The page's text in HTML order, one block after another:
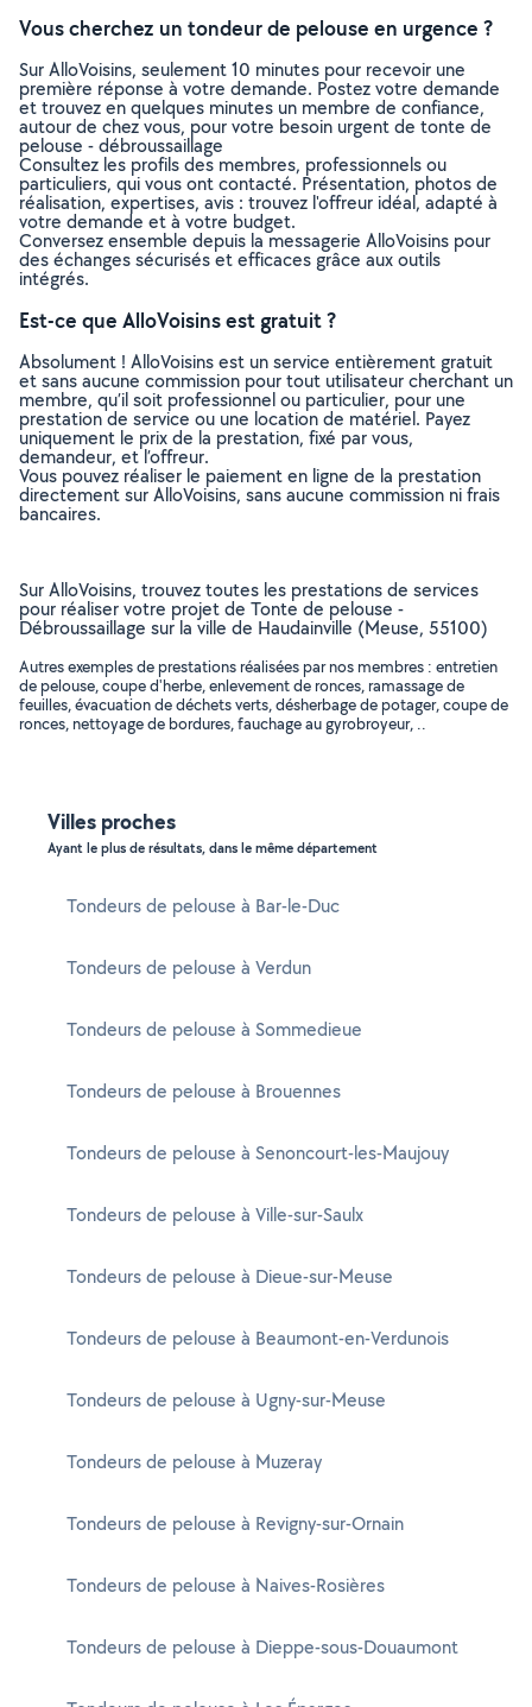
Vous cherchez un tondeur de pelouse en urgence ?
Sur AlloVoisins, seulement 10 minutes pour recevoir une
première réponse à votre demande. Postez votre demande
et trouvez en quelques minutes un membre de confiance,
autour de chez vous, pour votre besoin urgent de tonte de
pelouse - débroussaillage
Consultez les profils des membres, professionnels ou
particuliers, qui vous ont contacté. Présentation, photos de
réalisation, expertises, avis : trouvez l'offreur idéal, adapté à
votre demande et à votre budget.
Conversez ensemble depuis la messagerie AlloVoisins pour
des échanges sécurisés et efficaces grâce aux outils
intégrés.
Est-ce que AlloVoisins est gratuit ?
Absolument ! AlloVoisins est un service entièrement gratuit
et sans aucune commission pour tout utilisateur cherchant un
membre, qu’il soit professionnel ou particulier, pour une
prestation de service ou une location de matériel. Payez
uniquement le prix de la prestation, fixé par vous,
demandeur, et l’offreur.
Vous pouvez réaliser le paiement en ligne de la prestation
directement sur AlloVoisins, sans aucune commission ni frais
bancaires.
Sur AlloVoisins, trouvez toutes les prestations de services
pour réaliser votre projet de Tonte de pelouse -
Débroussaillage sur la ville de Haudainville (Meuse, 55100)
Autres exemples de prestations réalisées par nos membres : entretien
de pelouse, coupe d'herbe, enlevement de ronces, ramassage de
feuilles, évacuation de déchets verts, désherbage de potager, coupe de
ronces, nettoyage de bordures, fauchage au gyrobroyeur, ..
Villes proches
Ayant le plus de résultats, dans le même département
Tondeurs de pelouse à Bar-le-Duc
Tondeurs de pelouse à Verdun
Tondeurs de pelouse à Sommedieue
Tondeurs de pelouse à Brouennes
Tondeurs de pelouse à Senoncourt-les-Maujouy
Tondeurs de pelouse à Ville-sur-Saulx
Tondeurs de pelouse à Dieue-sur-Meuse
Tondeurs de pelouse à Beaumont-en-Verdunois
Tondeurs de pelouse à Ugny-sur-Meuse
Tondeurs de pelouse à Muzeray
Tondeurs de pelouse à Revigny-sur-Ornain
Tondeurs de pelouse à Naives-Rosières
Tondeurs de pelouse à Dieppe-sous-Douaumont